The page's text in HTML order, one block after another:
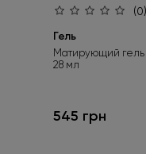
(0)
Гель
Матирующий гель
28 мл
545 грн